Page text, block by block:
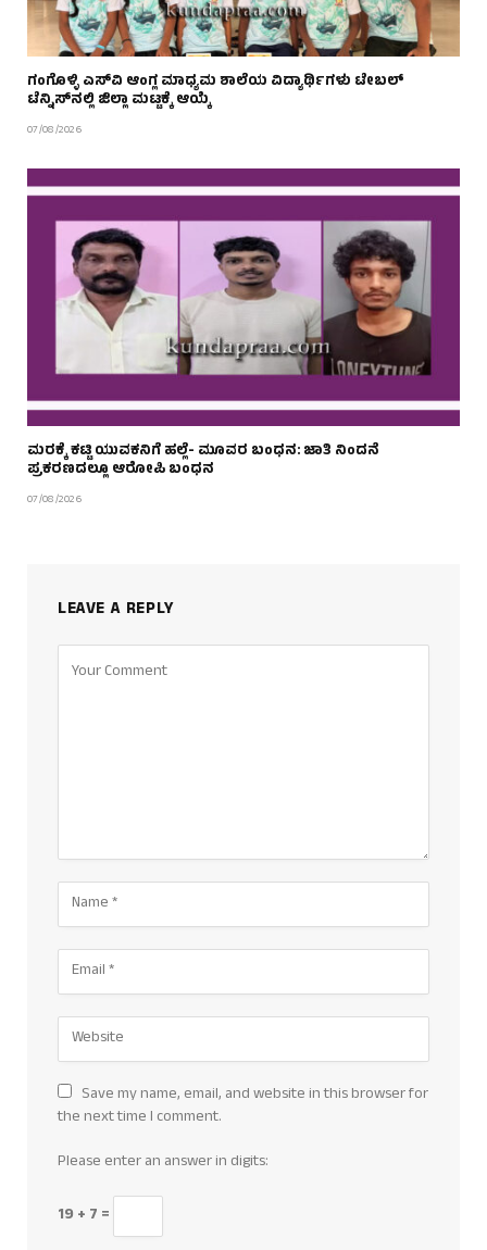
ಗಂಗೊಳ್ಳಿ ಎಸ್‌ವಿ ಆಂಗ್ಲ ಮಾಧ್ಯಮ ಶಾಲೆಯ ವಿದ್ಯಾರ್ಥಿಗಳು ಟೇಬಲ್‌
ಟೆನ್ನಿಸ್‌ನಲ್ಲಿ ಜಿಲ್ಲಾ ಮಟ್ಟಕ್ಕೆ ಆಯ್ಕೆ
07/08/2026
ಮರಕ್ಕೆ ಕಟ್ಟಿ ಯುವಕನಿಗೆ ಹಲ್ಲೆ- ಮೂವರ ಬಂಧನ: ಜಾತಿ ನಿಂದನೆ
ಪ್ರಕರಣದಲ್ಲೂ ಆರೋಪಿ ಬಂಧನ
07/08/2026
LEAVE A REPLY
Save my name, email, and website in this browser for
the next time I comment.
Please enter an answer in digits:
19 + 7 =